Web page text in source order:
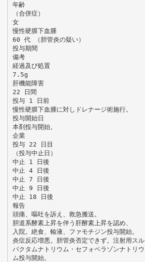
年齢
（合併症）
女
慢性硬膜下血腫
60 代 （胆管炎の疑い）
投与期間
備考
経過及び処置
7.5g
肝機能障害
22 日間
投与 1 日前
慢性硬膜下血腫に対しドレナージ術施行。
投与開始日
本剤投与開始。
企業
投与 22 日目
（投与中止日）
中止 1 日後
中止 4 日後
中止 7 日後
中止 9 日後
中止 18 日後
報告
頭痛、嘔吐を訴え、救急搬送。
胆道系酵素上昇を伴う肝酵素上昇を認め、
入院。絶食、輸液、ファモチジン投与開始。
炎症反応増悪。胆管炎否定できず。注射用スル
バクタムナトリウム・セフォペラゾンナトリウ
ム投与開始。